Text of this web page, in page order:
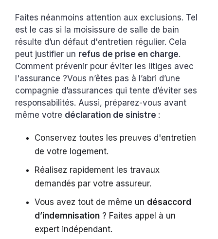
Faites néanmoins attention aux exclusions. Tel
est le cas si la moisissure de salle de bain
résulte d’un défaut d'entretien régulier. Cela
peut justifier un refus de prise en charge.
Comment prévenir pour éviter les litiges avec
l'assurance ?Vous n’êtes pas à l’abri d’une
compagnie d’assurances qui tente d’éviter ses
responsabilités. Aussi, préparez-vous avant
même votre déclaration de sinistre :
Conservez toutes les preuves d'entretien
de votre logement.
Réalisez rapidement les travaux
demandés par votre assureur.
Vous avez tout de même un désaccord
d’indemnisation ? Faites appel à un
expert indépendant.